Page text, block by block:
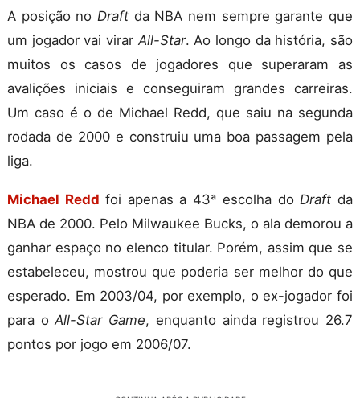
A posição no Draft da NBA nem sempre garante que
um jogador vai virar All-Star. Ao longo da história, são
muitos os casos de jogadores que superaram as
avalições iniciais e conseguiram grandes carreiras.
Um caso é o de Michael Redd, que saiu na segunda
rodada de 2000 e construiu uma boa passagem pela
liga.
Michael Redd foi apenas a 43ª escolha do Draft da
NBA de 2000. Pelo Milwaukee Bucks, o ala demorou a
ganhar espaço no elenco titular. Porém, assim que se
estabeleceu, mostrou que poderia ser melhor do que
esperado. Em 2003/04, por exemplo, o ex-jogador foi
para oAll-Star Game, enquanto ainda registrou 26.7
pontos por jogo em 2006/07.